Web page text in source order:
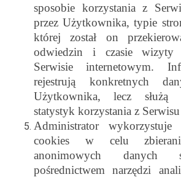
sposobie korzystania z
przez Użytkownika, typie
której został on
odwiedzin i czasie wizyty
Serwisie internetowym.
rejestrują konkretnych
Użytkownika, lecz służą
statystyk korzystania z
Administrator wykorzystuje
cookies w celu
anonimowych danych
pośrednictwem narzędzi